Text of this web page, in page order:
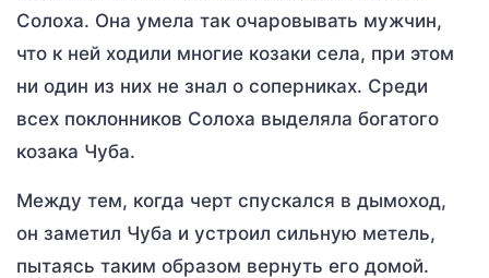
Солоха. Она умела так очаровывать мужчин,
что к ней ходили многие козаки села, при этом
ни один из них не знал о соперниках. Среди
всех поклонников Солоха выделяла богатого
козака Чуба.
Между тем, когда черт спускался в дымоход,
он заметил Чуба и устроил сильную метель,
пытаясь таким образом вернуть его домой.